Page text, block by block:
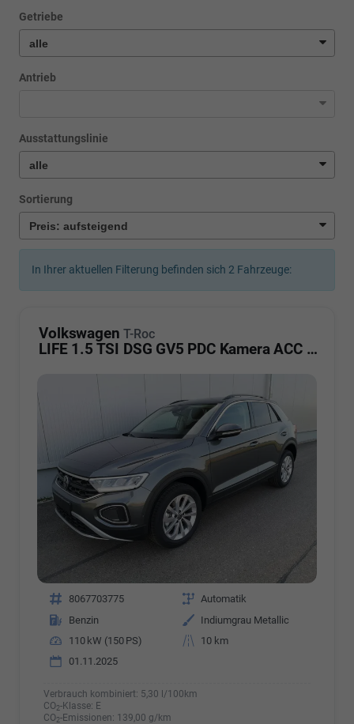
Getriebe
Antrieb
Ausstattungslinie
Sortierung
In Ihrer aktuellen Filterung befinden sich 2 Fahrzeuge:
Volkswagen T-Roc
LIFE 1.5 TSI DSG GV5 PDC Kamera ACC LED Sunset
Fahrzeugnr. 8067703775 Getriebe Automatik
Kraftstoff
Benzin Außenfarbe Indiumgrau Metallic
Leistung
110 kW (150 PS) Kilometerstand
10 km
01.11.2025
Verbrauch kombiniert: 5,30 l/100km
CO2-Klasse: E
CO2-Emissionen: 139,00 g/km